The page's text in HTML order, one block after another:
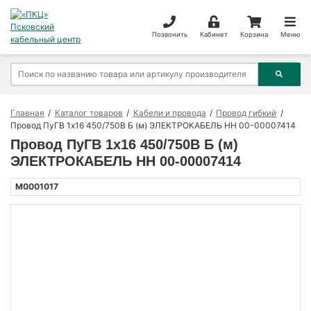
Позвонить Кабинет Корзина Меню
Главная Каталог товаров Кабели и провода
Провод гибкий
Провод ПуГВ 1х16 450/750В Б (м) ЭЛЕКТРОКАБЕЛЬ НН 00-00007414
Провод ПуГВ 1х16 450/750В Б (м)
ЭЛЕКТРОКАБЕЛЬ НН 00-00007414
M0001017